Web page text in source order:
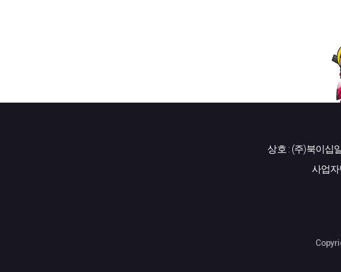
상호 : (주)북이십
사업자